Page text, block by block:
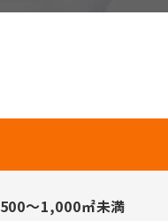
500～1,000㎡未満